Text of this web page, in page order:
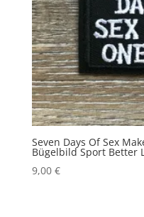
Seven Days Of Sex
Bügelbild Sport Better
9,00 €